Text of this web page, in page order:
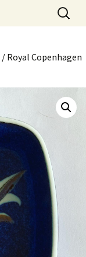
Søg
efter:
/ Royal Copenhagen